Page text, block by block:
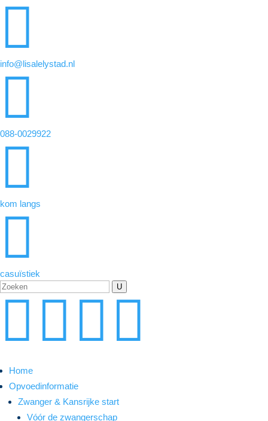

info@lisalelystad.nl

088-0029922

kom langs

casuïstiek
U
   
Home
Opvoedinformatie
Zwanger & Kansrijke start
Vóór de zwangerschap